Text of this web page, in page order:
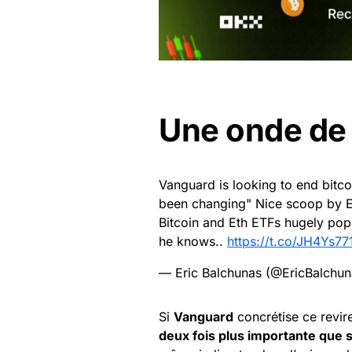
Une onde
Vanguard is looking to end
been changing" Nice scoop by
Bitcoin and Eth ETFs hugely
he knows.. https://t.co/
— Eric Balchunas
Si Vanguard concrétise ce
deux fois plus importante que